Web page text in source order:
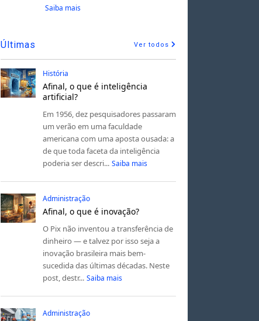
Saiba mais
Últimas Ver todos
História
Afinal, o que é inteligência
artificial?
Em 1956, dez pesquisadores passaram
um verão em uma faculdade
americana com uma aposta ousada: a
de que toda faceta da inteligência
poderia ser descri... Saiba mais
Administração
Afinal, o que é inovação?
O Pix não inventou a transferência de
dinheiro — e talvez por isso seja a
inovação brasileira mais bem-
sucedida das últimas décadas. Neste
post, destr... Saiba mais
Administração